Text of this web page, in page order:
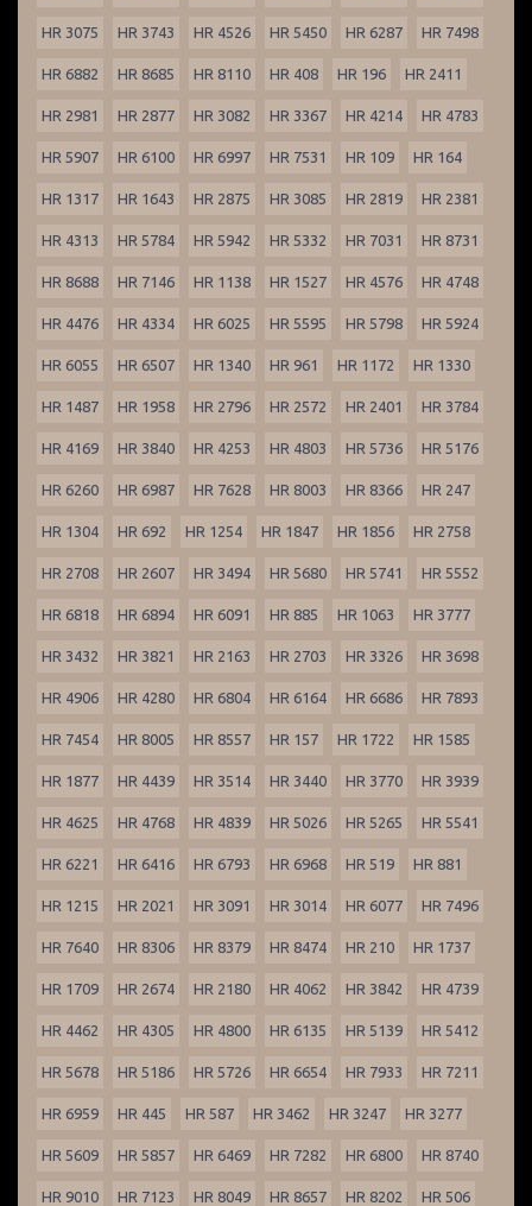
HR 3075 HR 3743 HR 4526 HR 5450 HR 6287 HR 7498
HR 6882 HR 8685 HR 8110 HR 408 HR 196 HR 2411
HR 2981 HR 2877 HR 3082 HR 3367 HR 4214 HR 4783
HR 5907 HR 6100 HR 6997 HR 7531 HR 109 HR 164
HR 1317 HR 1643 HR 2875 HR 3085 HR 2819 HR 2381
HR 4313 HR 5784 HR 5942 HR 5332 HR 7031 HR 8731
HR 8688 HR 7146 HR 1138 HR 1527 HR 4576 HR 4748
HR 4476 HR 4334 HR 6025 HR 5595 HR 5798 HR 5924
HR 6055 HR 6507 HR 1340 HR 961 HR 1172 HR 1330
HR 1487 HR 1958 HR 2796 HR 2572 HR 2401 HR 3784
HR 4169 HR 3840 HR 4253 HR 4803 HR 5736 HR 5176
HR 6260 HR 6987 HR 7628 HR 8003 HR 8366 HR 247
HR 1304 HR 692 HR 1254 HR 1847 HR 1856 HR 2758
HR 2708 HR 2607 HR 3494 HR 5680 HR 5741 HR 5552
HR 6818 HR 6894 HR 6091 HR 885 HR 1063 HR 3777
HR 3432 HR 3821 HR 2163 HR 2703 HR 3326 HR 3698
HR 4906 HR 4280 HR 6804 HR 6164 HR 6686 HR 7893
HR 7454 HR 8005 HR 8557 HR 157 HR 1722 HR 1585
HR 1877 HR 4439 HR 3514 HR 3440 HR 3770 HR 3939
HR 4625 HR 4768 HR 4839 HR 5026 HR 5265 HR 5541
HR 6221 HR 6416 HR 6793 HR 6968 HR 519 HR 881
HR 1215 HR 2021 HR 3091 HR 3014 HR 6077 HR 7496
HR 7640 HR 8306 HR 8379 HR 8474 HR 210 HR 1737
HR 1709 HR 2674 HR 2180 HR 4062 HR 3842 HR 4739
HR 4462 HR 4305 HR 4800 HR 6135 HR 5139 HR 5412
HR 5678 HR 5186 HR 5726 HR 6654 HR 7933 HR 7211
HR 6959 HR 445 HR 587 HR 3462 HR 3247 HR 3277
HR 5609 HR 5857 HR 6469 HR 7282 HR 6800 HR 8740
HR 9010 HR 7123 HR 8049 HR 8657 HR 8202 HR 506